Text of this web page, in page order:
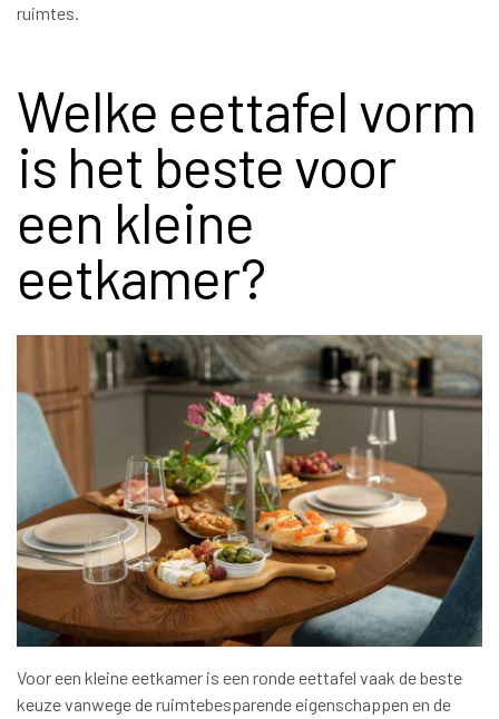
ruimtes.
Welke eettafel vorm
is het beste voor
een kleine
eetkamer?
Voor een kleine eetkamer is een ronde eettafel vaak de beste
keuze vanwege de ruimtebesparende eigenschappen en de